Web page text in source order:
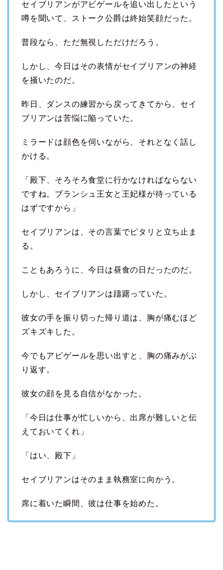
セイブリアンがアビゲールを追い出したという
噂を聞いて、ストーク公爵は終始笑顔だった。
普段なら、ただ無視しただけだろう。
しかし、今日はその表情がセイブリアンの神経
を掻いたのだ。
昨日、ダンスの練習から戻ってきてから、セイ
ブリアンは苦悩に陥っていた。
ミラードは顔色を伺いながら、それとなく話し
かける。
「殿下、そろそろ食堂に行かなければならない
ですね。ブランシュ王女と王妃様が待っている
はずですから」
セイブリアンは、その言葉でピタリと立ち止ま
る。
こともあろうに、今日は昼食の日だったのだ。
しかし、セイブリアンは躊躇っていた。
彼女の手を振り切った帰り道は、胸が痛むほど
ズキズキした。
今でもアビゲールを思い出すと、胸の痛みがぶ
り返す。
彼女の顔を見る自信がなかった。
「今日は仕事が忙しいから、出席が難しいと伝
えておいてくれ」
「はい、殿下」
セイブリアンはそのまま執務室に向かう。
席に着いた瞬間、彼は仕事を始めた。